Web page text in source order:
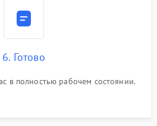
6. Готово
в полностью рабочем состоянии.